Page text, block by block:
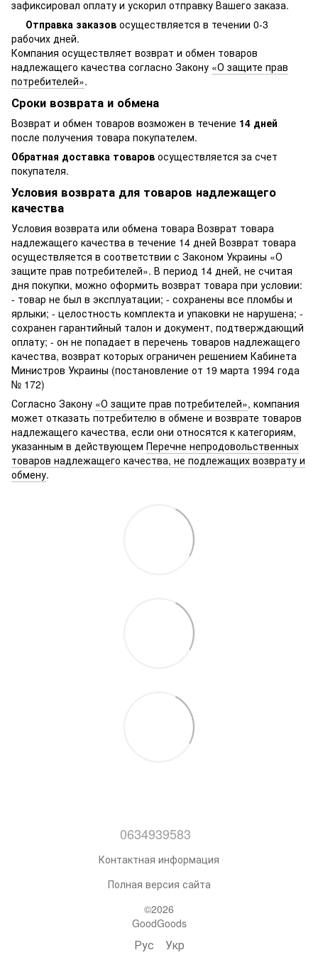
зафиксировал оплату и ускорил отправку Вашего заказа.
Отправка заказов осуществляется в течении 0-3
рабочих дней.
Компания осуществляет возврат и обмен товаров
надлежащего качества согласно Закону «О защите прав
потребителей».
Сроки возврата и обмена
Возврат и обмен товаров возможен в течение 14 дней
после получения товара покупателем.
Обратная доставка товаров осуществляется за счет
покупателя.
Условия возврата для товаров надлежащего
качества
Условия возврата или обмена товара Возврат товара
надлежащего качества в течение 14 дней Возврат товара
осуществляется в соответствии с Законом Украины «О
защите прав потребителей». В период 14 дней, не считая
дня покупки, можно оформить возврат товара при условии:
- товар не был в эксплуатации; - сохранены все пломбы и
ярлыки; - целостность комплекта и упаковки не нарушена; -
сохранен гарантийный талон и документ, подтверждающий
оплату; - он не попадает в перечень товаров надлежащего
качества, возврат которых ограничен решением Кабинета
Министров Украины (постановление от 19 марта 1994 года
№ 172)
Согласно Закону «О защите прав потребителей», компания
может отказать потребителю в обмене и возврате товаров
надлежащего качества, если они относятся к категориям,
указанным в действующем Перечне непродовольственных
товаров надлежащего качества, не подлежащих возврату и
обмену.
0634939583
Контактная информация
Полная версия сайта
©2026
GoodGoods
Рус Укр